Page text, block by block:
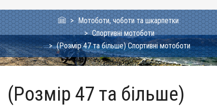
Мотоботи, чоботи та шкарпетки
Спортивні мотоботи
(Розмір 47 та більше) Спортивні мотоботи
(Розмір 47 та більше)